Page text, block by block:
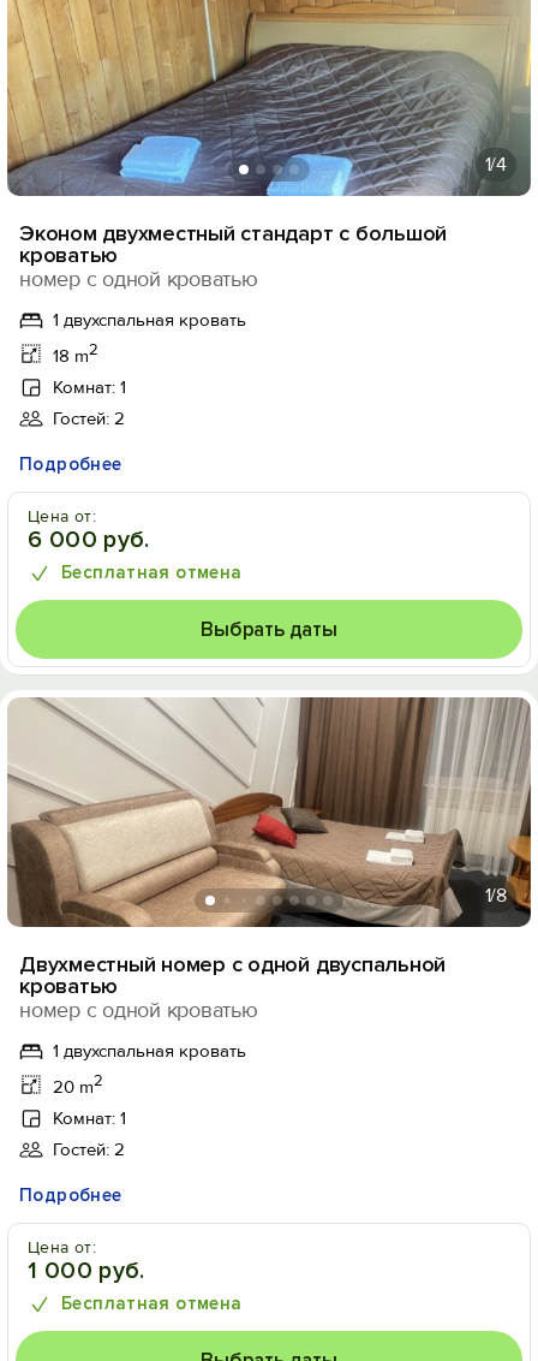
1/4
Эконом двухместный стандарт с большой
кроватью
номер с одной кроватью
1 двухспальная кровать
18 m2
Комнат: 1
Гостей: 2
Подробнее
Цена от:
6 000 руб.
Бесплатная отмена
Выбрать даты
1/8
Двухместный номер с одной двуспальной
кроватью
номер с одной кроватью
1 двухспальная кровать
20 m2
Комнат: 1
Гостей: 2
Подробнее
Цена от:
1 000 руб.
Бесплатная отмена